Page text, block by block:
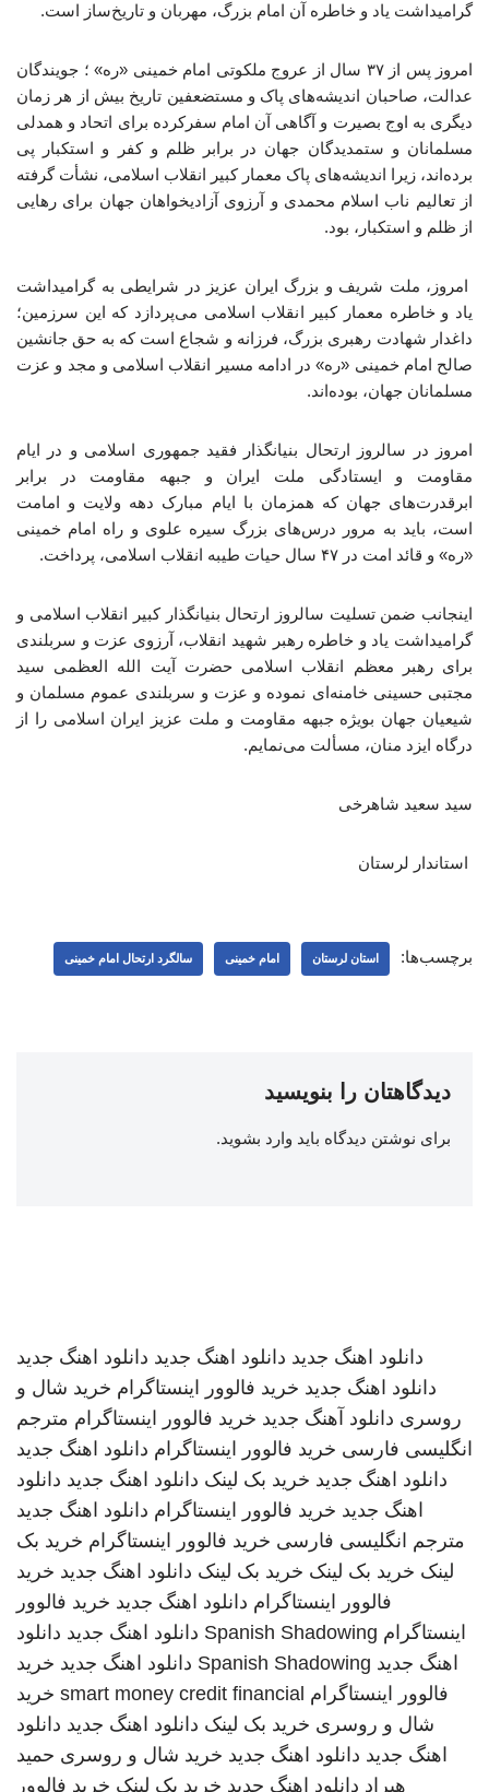
گرامیداشت یاد و خاطره آن امام بزرگ، مهربان و تاریخ‌ساز است.
امروز پس از ۳۷ سال از عروج ملکوتی امام خمینی «ره» ؛ جویندگان
عدالت، صاحبان اندیشه‌های پاک و مستضعفین تاریخ بیش از هر زمان
دیگری به اوج بصیرت و آگاهی آن امام سفرکرده برای اتحاد و همدلی
مسلمانان و ستمدیدگان جهان در برابر ظلم و کفر و استکبار پی
برده‌اند، زیرا اندیشه‌های پاک معمار کبیر انقلاب اسلامی، نشأت گرفته
از تعالیم ناب اسلام محمدی و آرزوی آزادیخواهان جهان برای رهایی
از ظلم و استکبار، بود.
امروز، ملت شریف و بزرگ ایران عزیز در شرایطی به گرامیداشت
یاد و خاطره معمار کبیر انقلاب اسلامی می‌پردازد که این سرزمین؛
داغدار شهادت رهبری بزرگ، فرزانه و شجاع است که به حق جانشین
صالح امام خمینی «ره» در ادامه مسیر انقلاب اسلامی و مجد و عزت
مسلمانان جهان، بوده‌اند.
امروز در سالروز ارتحال بنیانگذار فقید جمهوری اسلامی و در ایام
مقاومت و ایستادگی ملت ایران و جبهه مقاومت در برابر
ابرقدرت‌های جهان که همزمان با ایام مبارک دهه ولایت و امامت
است، باید به مرور درس‌های بزرگ سیره علوی و راه امام خمینی
«ره» و قائد امت در ۴۷ سال حیات طیبه انقلاب اسلامی، پرداخت.
اینجانب ضمن تسلیت سالروز ارتحال بنیانگذار کبیر انقلاب اسلامی و
گرامیداشت یاد و خاطره رهبر شهید انقلاب، آرزوی عزت و سربلندی
برای رهبر معظم انقلاب اسلامی حضرت آیت الله العظمی سید
مجتبی حسینی خامنه‌ای نموده و عزت و سربلندی عموم مسلمان و
شیعیان جهان بویژه جبهه مقاومت و ملت عزیز ایران اسلامی را از
درگاه ایزد منان، مسألت می‌نمایم.
سید سعید شاهرخی
استاندار لرستان
برچسب‌ها: استان لرستان امام خمینی سالگرد ارتحال امام خمینی
دیدگاهتان را بنویسید
برای نوشتن دیدگاه باید وارد بشوید.
دانلود اهنگ جدید دانلود اهنگ جدید دانلود اهنگ جدید
دانلود اهنگ جدید خرید فالوور اینستاگرام خرید شال و
روسری دانلود آهنگ جدید خرید فالوور اینستاگرام مترجم
انگلیسی فارسی خرید فالوور اینستاگرام دانلود اهنگ جدید
دانلود اهنگ جدید خرید بک لینک دانلود اهنگ جدید دانلود
اهنگ جدید خرید فالوور اینستاگرام دانلود اهنگ جدید
مترجم انگلیسی فارسی خرید فالوور اینستاگرام خرید بک
لینک خرید بک لینک خرید بک لینک دانلود اهنگ جدید خرید
فالوور اینستاگرام دانلود اهنگ جدید خرید فالوور
اینستاگرام Spanish Shadowing دانلود اهنگ جدید دانلود
اهنگ جدید Spanish Shadowing دانلود اهنگ جدید خرید
فالوور اینستاگرام smart money credit financial خرید
شال و روسری خرید بک لینک دانلود اهنگ جدید دانلود
اهنگ جدید دانلود اهنگ جدید خرید شال و روسری حمید
هیراد دانلود اهنگ جدید خرید بک لینک خرید فالوور